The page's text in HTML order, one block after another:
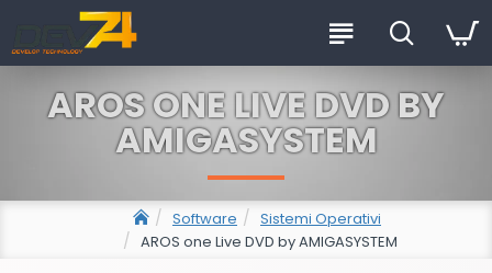
Software
Sistemi Operativi
AROS one Live DVD by AMIGASYSTEM
AROS ONE LIVE DVD BY
AMIGASYSTEM